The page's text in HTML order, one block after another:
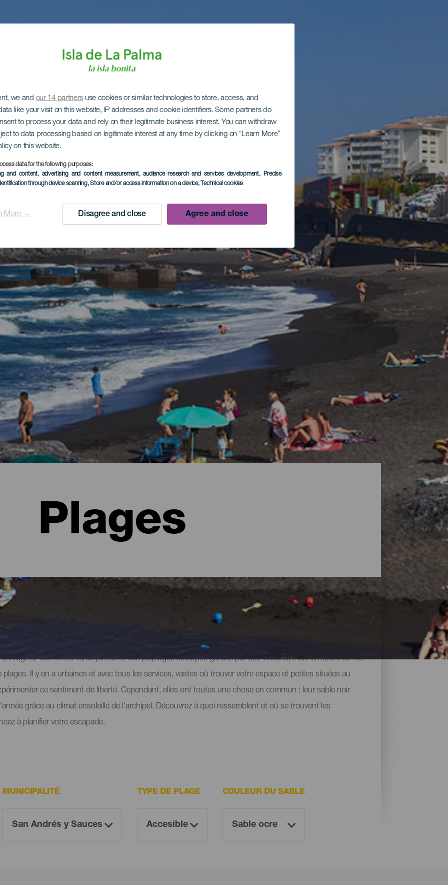
we and our 14 partners use cookies or similar technologies to store, access, and
like your visit on this website, IP addresses and cookie identifiers. Some partners do
to process your data and rely on their legitimate business interest. You can withdraw
to data processing based on legitimate interest at any time by clicking on “Learn More”
on this website.
data for the following purposes:
and content, advertising and content measurement, audience research and services development, Precise
through device scanning, Store and/or access information on a device, Technical cookies
More → Disagree and close Agree and close
Plages
des forêts verdoyantes et des paysages escarpés gardés par des volcans, mais la nature de l'île
Il y en a urbaines et avec tous les services, vastes où trouver votre espace et petites situées au
ce sentiment de liberté. Cependant, elles ont toutes une chose en commun : leur sable noir
grâce au climat ensoleillé de l'archipel. Découvrez à quoi ressemblent et où se trouvent les
à planifier votre escapade.
MUNICIPALITÉ TYPE DE PLAGE COULEUR DU SABLE